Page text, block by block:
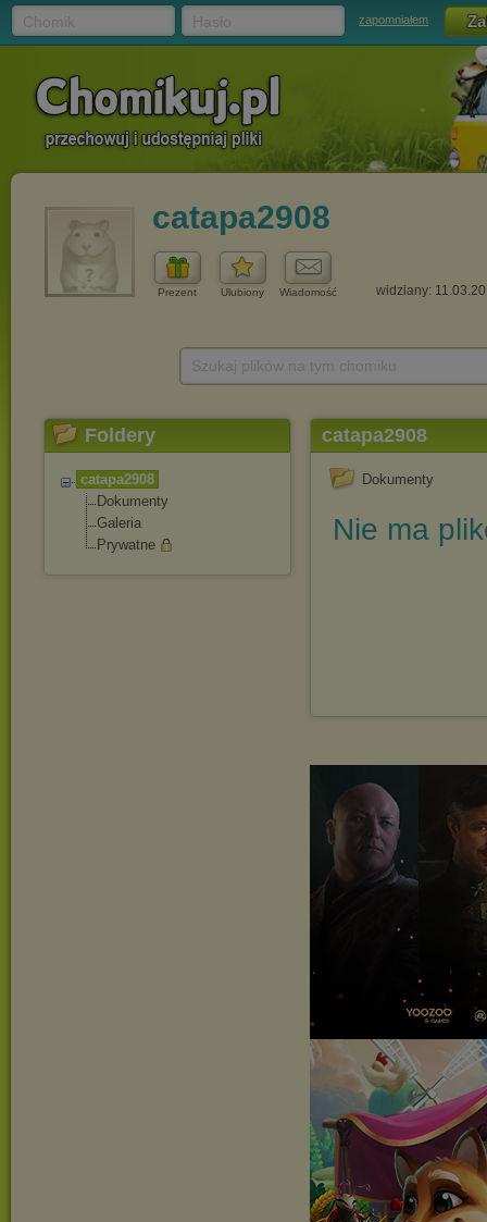
zapomniałem
catapa2908
Prezent Ulubiony Wiadomość widziany:
Foldery
catapa2908
Dokumenty
Galeria
Prywatne
catapa2908
Dokumenty
Nie ma